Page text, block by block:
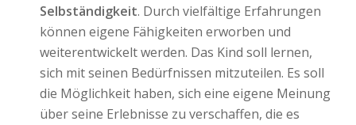
Selbständigkeit. Durch vielfältige Erfahrungen
können eigene Fähigkeiten erworben und
weiterentwickelt werden. Das Kind soll lernen,
sich mit seinen Bedürfnissen mitzuteilen. Es soll
die Möglichkeit haben, sich eine eigene Meinung
über seine Erlebnisse zu verschaffen, die es